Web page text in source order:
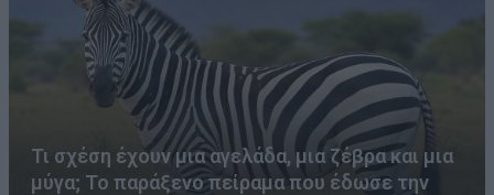
Τι σχέση έχουν μια αγελάδα, μια ζέβρα και μια
μύγα; Το παράξενο πείραμα που έδωσε την